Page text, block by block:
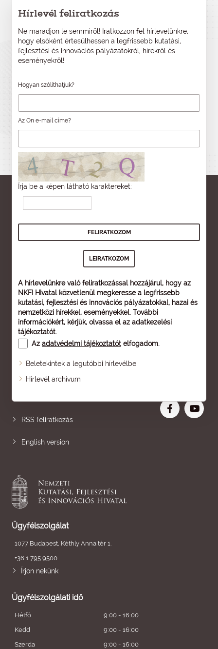
Hírlevél feliratkozás
Ne maradjon le semmiről! Iratkozzon fel hírlevelünkre,
hogy elsőként értesülhessen a legfrissebb kutatási,
fejlesztési és innovációs pályázatokról, hírekről és
eseményekről!
Hogyan szólíthatjuk?
Az Ön e-mail címe?
Írja be a képen látható karaktereket:
A hírlevelünkre való feliratkozással hozzájárul, hogy az
NKFI Hivatal közvetlenül megkeresse a legfrissebb
kutatási, fejlesztési és innovációs pályázatokkal, hazai és
nemzetközi hírekkel, eseményekkel. További
információkért, kérjük, olvassa el az adatkezelési
tájékoztatót.
Az adatvédelmi tájékoztatót elfogadom.
Beletekintek a legutóbbi hírlevélbe
Hírlevél archívum
Oldaltérkép
RSS feliratkozás
English version
Ügyfélszolgálat
1077 Budapest, Kéthly Anna tér 1.
+36 1 795 9500
Írjon nekünk
Ügyfélszolgálati idő
Hétfő
9:00 - 16:00
Kedd
9:00 - 16:00
Szerda
9:00 - 16:00